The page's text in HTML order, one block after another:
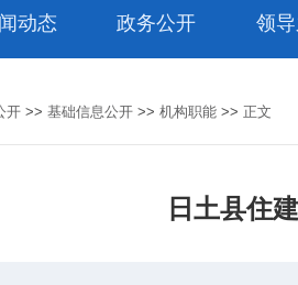
动态 政务公开 领
开 >>基础信息公开 >>机构职能 >>正文
日土县住